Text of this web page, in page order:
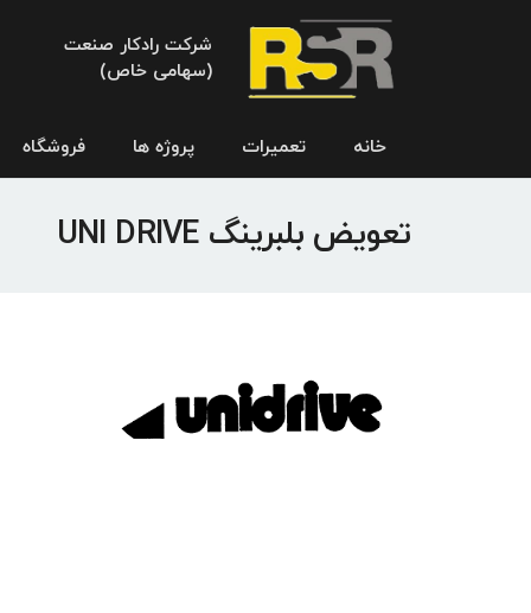
شرکت رادکار صنعت
(سهامی خاص)
خانه تعمیرات پروژه ها فروشگاه
تعویض بلبرینگ UNI DRIVE